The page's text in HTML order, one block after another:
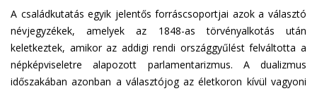
A családkutatás egyik jelentős forráscsoportjai azok a választó
névjegyzékek, amelyek az 1848-as törvényalkotás után
keletkeztek, amikor az addigi rendi országgyűlést felváltotta a
népképviseletre alapozott parlamentarizmus. A dualizmus
időszakában azonban a választójog az életkoron kívül vagyoni